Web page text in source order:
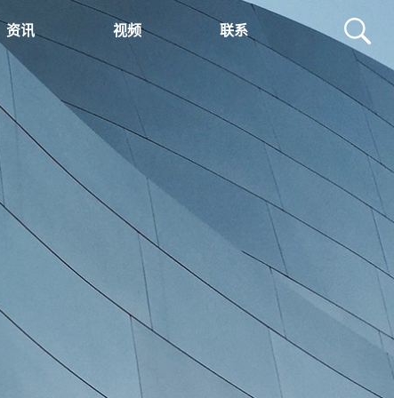
资讯 视频 联系